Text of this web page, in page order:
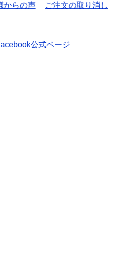
からの声 ご注文の取り消し
公式ページ